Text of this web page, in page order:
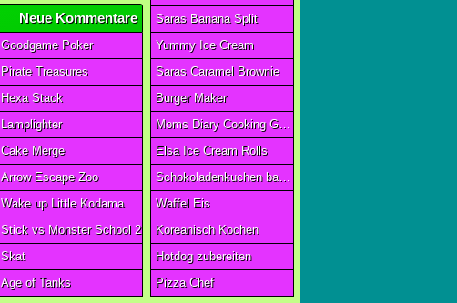
Neue Kommentare
Goodgame Poker
Pirate Treasures
Hexa Stack
Lamplighter
Cake Merge
Arrow Escape Zoo
Wake up Little Kodama
Stick vs Monster School 2
Skat
Age of Tanks
Saras Banana Split
Yummy Ice Cream
Saras Caramel Brownie
Burger Maker
Moms Diary Cooking Games
Elsa Ice Cream Rolls
Schokoladenkuchen backen
Waffel Eis
Koreanisch Kochen
Hotdog zubereiten
Pizza Chef